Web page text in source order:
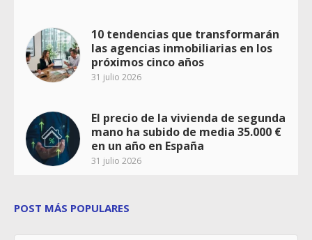
10 tendencias que transformarán
las agencias inmobiliarias en los
próximos cinco años
31 julio 2026
El precio de la vivienda de segunda
mano ha subido de media 35.000 €
en un año en España
31 julio 2026
POST MÁS POPULARES